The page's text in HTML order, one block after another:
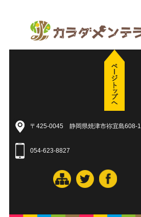
〒425-0045 静岡県焼津市祢宜島608-1
054-623-8827